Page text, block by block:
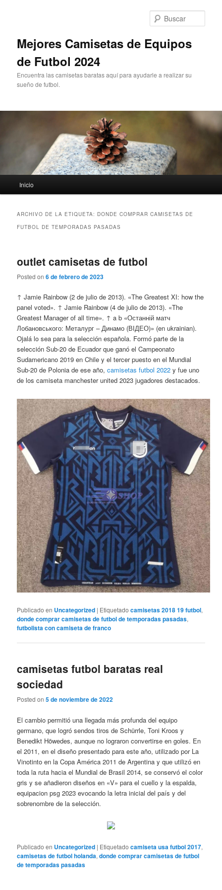
Mejores Camisetas de Equipos
de Futbol 2024
Encuentra las camisetas baratas aquí para ayudarle a realizar su
sueño de futbol.
principal
Inicio
ARCHIVO DE LA ETIQUETA: DONDE COMPRAR CAMISETAS DE
FUTBOL DE TEMPORADAS PASADAS
outlet camisetas de futbol
Posted on6 de febrero de 2023
↑ Jamie Rainbow (2 de julio de 2013). «The Greatest XI: how the
panel voted». ↑ Jamie Rainbow (4 de julio de 2013). «The
Greatest Manager of all time». ↑ a b «Останній матч
Лобановського: Металург – Динамо (ВІДЕО)» (en ukrainian).
Ojalá lo sea para la selección española. Formó parte de la
selección Sub-20 de Ecuador que ganó el Campeonato
Sudamericano 2019 en Chile y el tercer puesto en el Mundial
Sub-20 de Polonia de ese año,camisetas futbol 2022 y fue uno
de los camiseta manchester united 2023 jugadores destacados.
Publicado en Uncategorized | Etiquetado camisetas 2018 19 futbol,
donde comprar camisetas de futbol de temporadas pasadas,
futbolista con camiseta de franco
camisetas futbol baratas real
sociedad
Posted on5 de noviembre de 2022
El cambio permitió una llegada más profunda del equipo
germano, que logró sendos tiros de Schürrle, Toni Kroos y
Benedikt Höwedes, aunque no lograron convertirse en goles. En
el 2011, en el diseño presentado para este año, utilizado por La
Vinotinto en la Copa América 2011 de Argentina y que utilizó en
toda la ruta hacia el Mundial de Brasil 2014, se conservó el color
gris y se añadieron diseños en «V» para el cuello y la espalda,
equipacion psg 2023 evocando la letra inicial del país y del
sobrenombre de la selección.
Publicado en Uncategorized | Etiquetado camiseta usa futbol 2017,
camisetas de futbol holanda,donde comprar camisetas de futbol
de temporadas pasadas